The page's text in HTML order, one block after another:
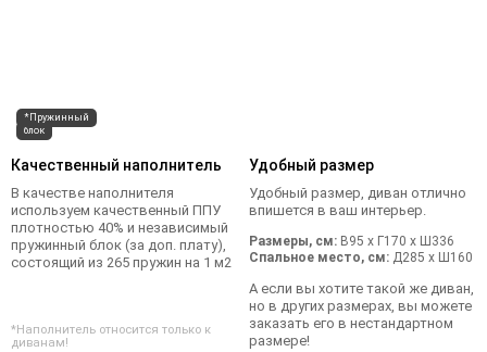
*Пружинный
блок
Качественный наполнитель
В качестве наполнителя
используем качественный ППУ
плотностью 40% и независимый
пружинный блок (за доп. плату),
состоящий из 265 пружин на 1 м2
*Наполнитель относится только к
диванам!
Удобный размер
Удобный размер, диван отлично
впишется в ваш интерьер.
Размеры, см: В95 x Г170 x Ш336
Спальное место, см: Д285 x Ш160
А если вы хотите такой же диван,
но в других размерах, вы можете
заказать его в нестандартном
размере!